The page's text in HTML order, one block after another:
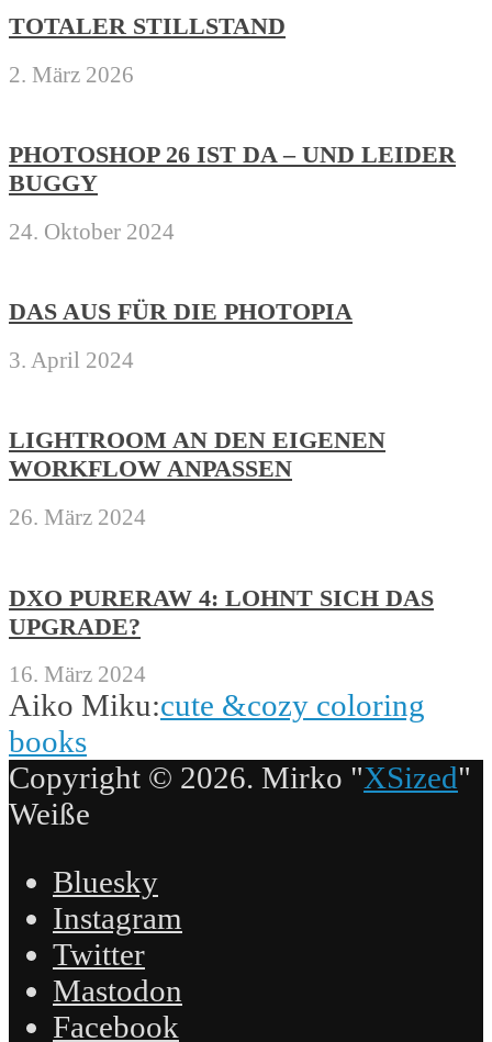
TOTALER STILLSTAND
2. März 2026
PHOTOSHOP 26 IST DA – UND LEIDER
BUGGY
24. Oktober 2024
DAS AUS FÜR DIE PHOTOPIA
3. April 2024
LIGHTROOM AN DEN EIGENEN
WORKFLOW ANPASSEN
26. März 2024
DXO PURERAW 4: LOHNT SICH DAS
UPGRADE?
16. März 2024
Aiko Miku:cute &cozy coloring
books
Copyright © 2026. Mirko "XSized"
Weiße
Bluesky
Instagram
Twitter
Mastodon
Facebook